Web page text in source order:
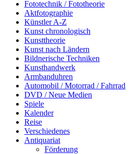
Fototechnik / Fototheorie
Aktfotographie
Künstler A-Z
Kunst chronologisch
Kunsttheorie
Kunst nach Ländern
Bildnerische Techniken
Kunsthandwerk
Armbanduhren
Automobil / Motorrad / Fahrrad
DVD / Neue Medien
Spiele
Kalender
Reise
Verschiedenes
Antiquariat
Förderung